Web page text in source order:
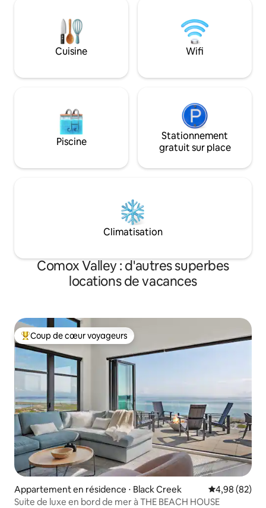
plaisir de vous faire part de nos
connaissances de la région. Nous
n'acceptons pas les animaux de
compagnie car nous accueillons des
les bienvenus). Nous partageons la cour
portail d'entrée.
les chiens. « Ce n'est pas seulement un
Airbnb, c'est une
parfaitement
★★★★★ « Un
Cuisine Wifi
Piscine
Stationnement
gratuit sur place
Climatisation
Comox Valley : d'autres superbes
locations de vacances
Coups de cœur voyageurs les plus appréciés
Coup de cœur voyageurs
Appartement en résidence ⋅ Black Creek Évaluation
4,98 (82)
Suite de luxe en bord de mer à THE BEACH HOUSE